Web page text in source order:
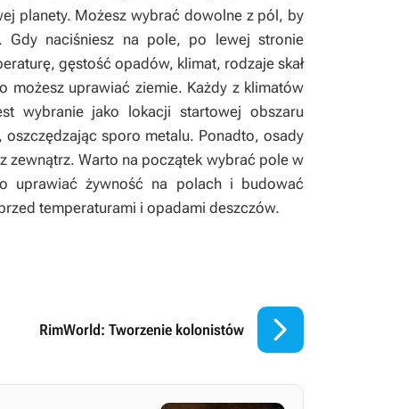
planety. Możesz wybrać dowolne z pól, by
Gdy naciśniesz na pole, po lewej stronie
gęstość opadów, klimat, rodzaje skał
uprawiać ziemie. Każdy z klimatów
wybranie jako lokacji startowej obszaru
sporo metalu. Ponadto, osady
zewnątrz. Warto na początek wybrać pole w
uprawiać żywność na polach i budować
temperaturami i opadami deszczów.
RimWorld: Tworzenie kolonistów 